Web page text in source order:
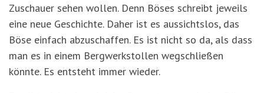
Zuschauer sehen wollen. Denn Böses schreibt jeweils
eine neue Geschichte. Daher ist es aussichtslos, das
Böse einfach abzuschaffen. Es ist nicht so da, als dass
man es in einem Bergwerkstollen wegschließen
könnte. Es entsteht immer wieder.